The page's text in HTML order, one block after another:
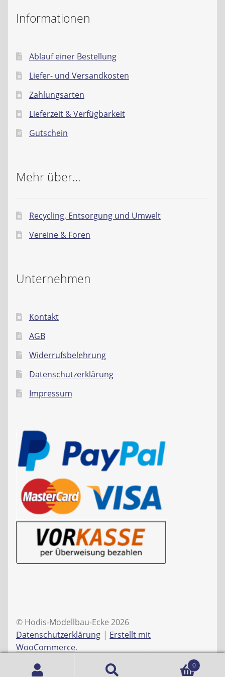
Widerrufsbelehrung
Datenschutzerklärung
Impressum
Informationen
Ablauf einer Bestellung
Liefer- und Versandkosten
Zahlungsarten
Lieferzeit & Verfügbarkeit
Gutschein
Mehr über…
Recycling, Entsorgung und Umwelt
Vereine & Foren
Unternehmen
Kontakt
AGB
Widerrufsbelehrung
Datenschutzerklärung
Impressum
© Hodis-Modellbau-Ecke 2026
Datenschutzerklärung
Erstellt mit
WooCommerce.
0